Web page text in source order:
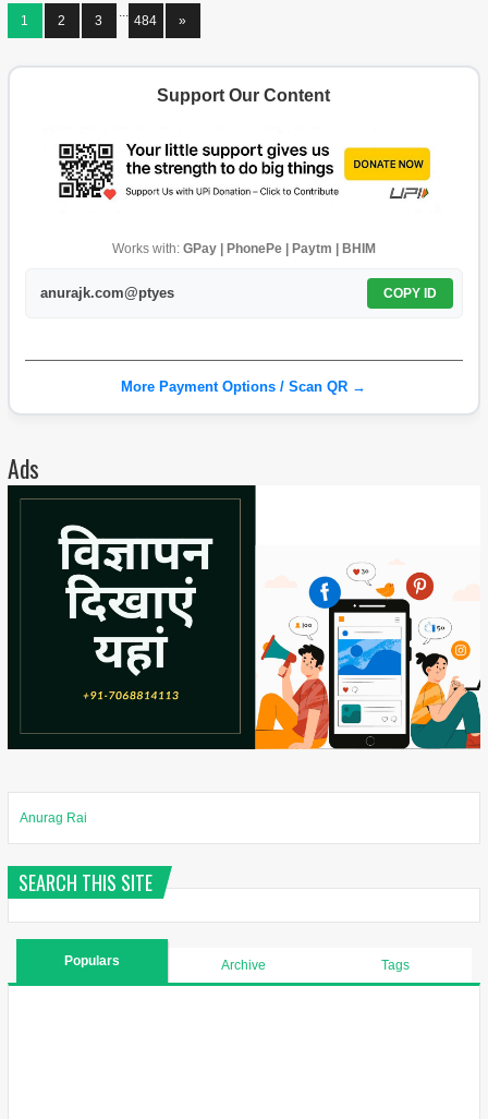
1 2 3
...
484 »
Support Our Content
Works with: GPay | PhonePe | Paytm | BHIM
anurajk.com@ptyes COPY ID
More Payment Options / Scan QR →
Ads
Anurag Rai
SEARCH THIS SITE
Populars Archive Tags